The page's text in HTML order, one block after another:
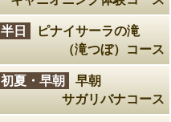
半日
ピナイサーラの滝
（滝つぼ）コース
初夏・早朝
早朝
サガリバナコース